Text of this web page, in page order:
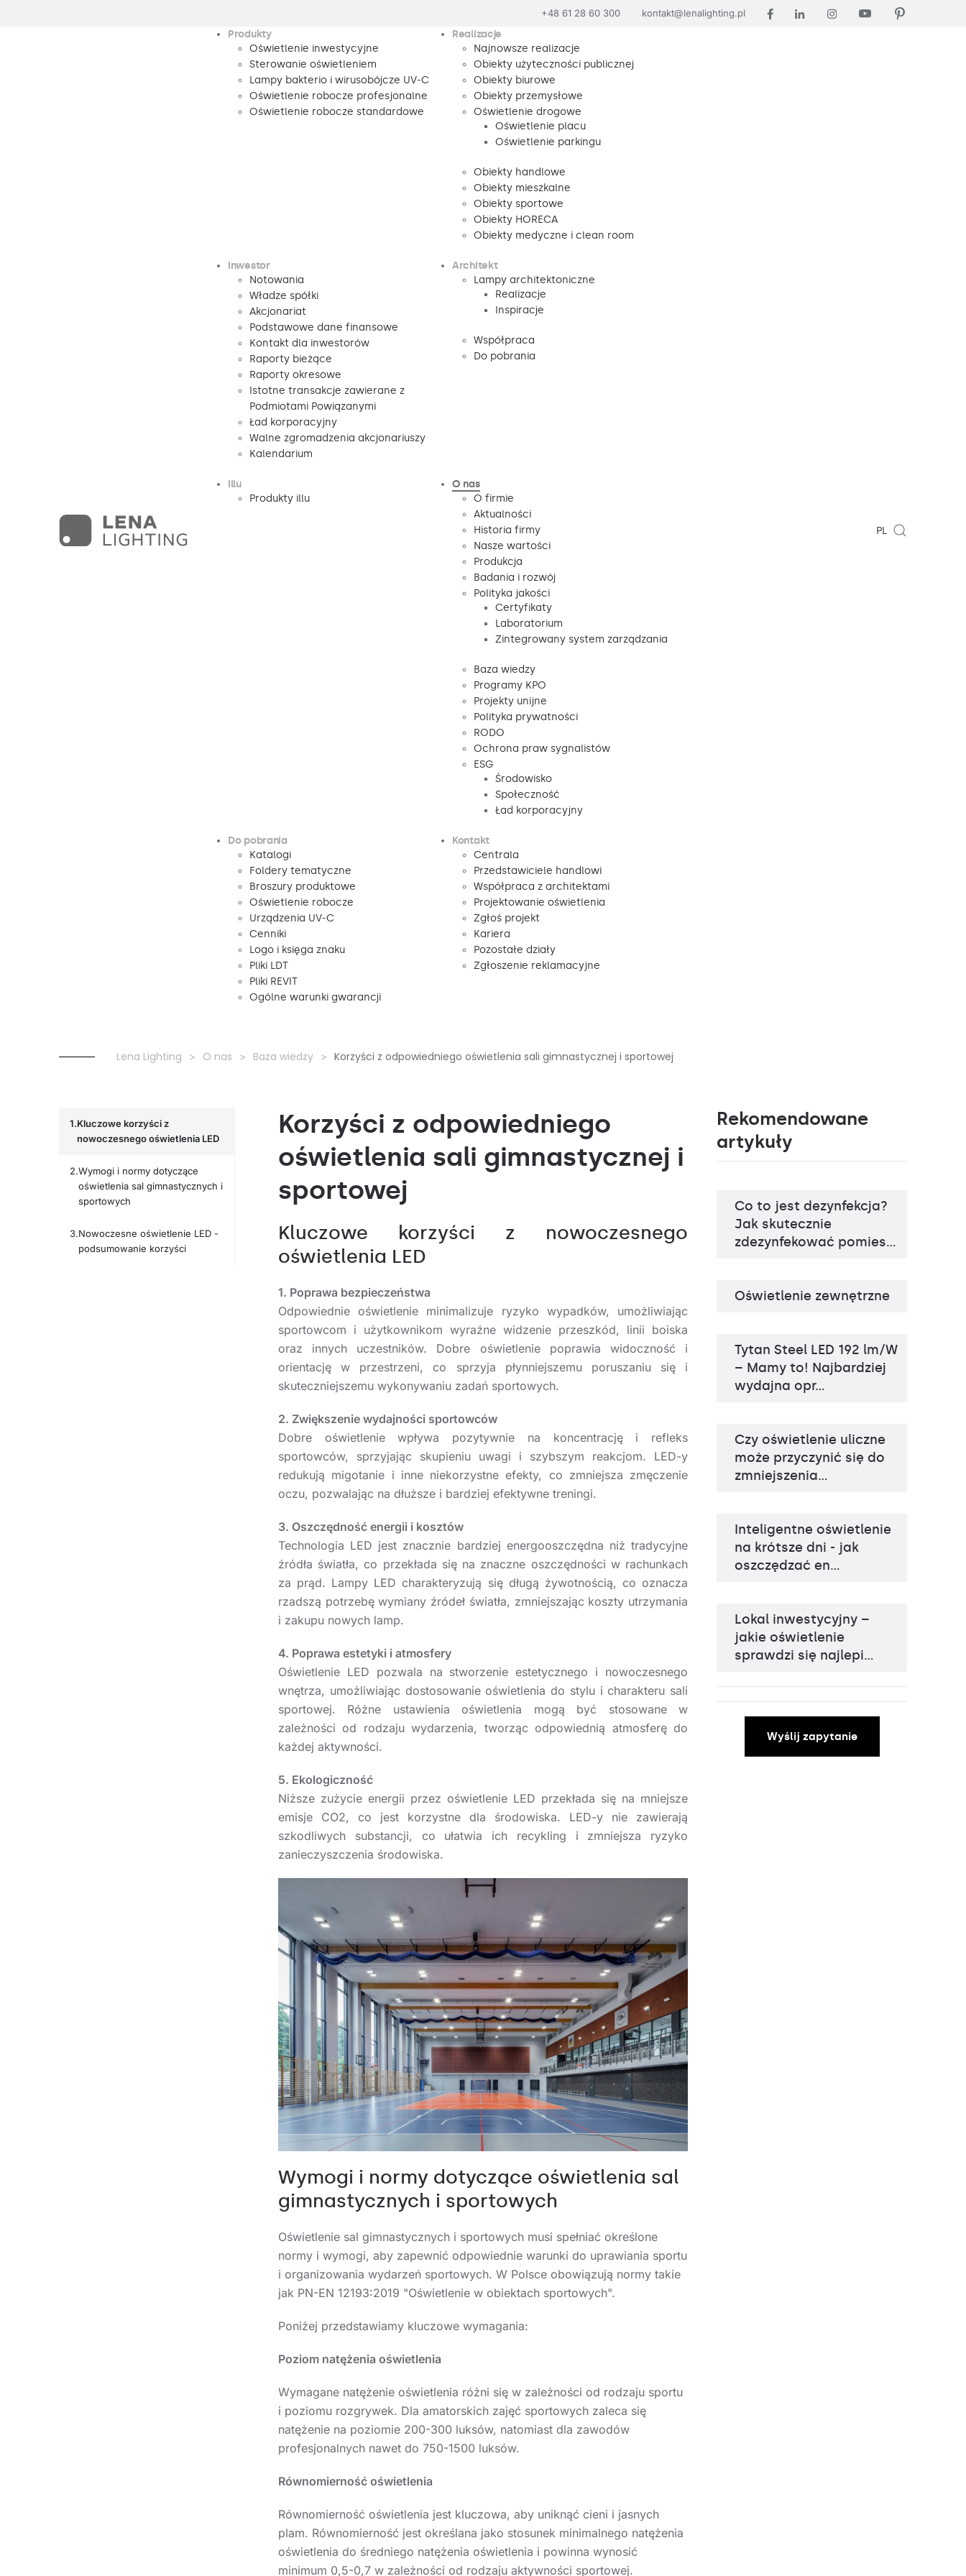
+48 61 28 60 300 kontakt@lenalighting.pl
Produkty
Oświetlenie inwestycyjne
Sterowanie oświetleniem
Lampy bakterio i wirusobójcze UV-C
Oświetlenie robocze profesjonalne
Oświetlenie robocze standardowe
Realizacje
Najnowsze realizacje
Obiekty użyteczności publicznej
Obiekty biurowe
Obiekty przemysłowe
Oświetlenie drogowe
Oświetlenie placu
Oświetlenie parkingu
Obiekty handlowe
Obiekty mieszkalne
Obiekty sportowe
Obiekty HORECA
Obiekty medyczne i clean room
Inwestor
Notowania
Władze spółki
Akcjonariat
Podstawowe dane finansowe
Kontakt dla inwestorów
Raporty bieżące
Raporty okresowe
Istotne transakcje zawierane z
Podmiotami Powiązanymi
Ład korporacyjny
Walne zgromadzenia akcjonariuszy
Kalendarium
Architekt
Lampy architektoniczne
Realizacje
Inspiracje
Współpraca
Do pobrania
illu
Produkty illu
O nas
O firmie
Aktualności
Historia firmy
Nasze wartości
Produkcja
Badania i rozwój
Polityka jakości
Certyfikaty
Laboratorium
Zintegrowany system zarządzania
Baza wiedzy
Programy KPO
Projekty unijne
Polityka prywatności
RODO
Ochrona praw sygnalistów
ESG
Środowisko
Społeczność
Ład korporacyjny
Do pobrania
Katalogi
Foldery tematyczne
Broszury produktowe
Oświetlenie robocze
Urządzenia UV-C
Cenniki
Logo i księga znaku
Pliki LDT
Pliki REVIT
Ogólne warunki gwarancji
Kontakt
Centrala
Przedstawiciele handlowi
Współpraca z architektami
Projektowanie oświetlenia
Zgłoś projekt
Kariera
Pozostałe działy
Zgłoszenie reklamacyjne
PL
Lena Lighting O nas Baza wiedzy Korzyści z odpowiedniego oświetlenia sali gimnastycznej i sportowej
Kluczowe korzyści z
nowoczesnego oświetlenia LED
Wymogi i normy dotyczące
oświetlenia sal gimnastycznych i
sportowych
Nowoczesne oświetlenie LED -
podsumowanie korzyści
Korzyści z odpowiedniego
oświetlenia sali gimnastycznej i
sportowej
Kluczowe korzyści z nowoczesnego
oświetlenia LED
1. Poprawa bezpieczeństwa
Odpowiednie oświetlenie minimalizuje ryzyko wypadków, umożliwiając
sportowcom i użytkownikom wyraźne widzenie przeszkód, linii boiska
oraz innych uczestników. Dobre oświetlenie poprawia widoczność i
orientację w przestrzeni, co sprzyja płynniejszemu poruszaniu się i
skuteczniejszemu wykonywaniu zadań sportowych.
2. Zwiększenie wydajności sportowców
Dobre oświetlenie wpływa pozytywnie na koncentrację i refleks
sportowców, sprzyjając skupieniu uwagi i szybszym reakcjom. LED-y
redukują migotanie i inne niekorzystne efekty, co zmniejsza zmęczenie
oczu, pozwalając na dłuższe i bardziej efektywne treningi.
3. Oszczędność energii i kosztów
Technologia LED jest znacznie bardziej energooszczędna niż tradycyjne
źródła światła, co przekłada się na znaczne oszczędności w rachunkach
za prąd. Lampy LED charakteryzują się długą żywotnością, co oznacza
rzadszą potrzebę wymiany źródeł światła, zmniejszając koszty utrzymania
i zakupu nowych lamp.
4. Poprawa estetyki i atmosfery
Oświetlenie LED pozwala na stworzenie estetycznego i nowoczesnego
wnętrza, umożliwiając dostosowanie oświetlenia do stylu i charakteru sali
sportowej. Różne ustawienia oświetlenia mogą być stosowane w
zależności od rodzaju wydarzenia, tworząc odpowiednią atmosferę do
każdej aktywności.
5. Ekologiczność
Niższe zużycie energii przez oświetlenie LED przekłada się na mniejsze
emisje CO2, co jest korzystne dla środowiska. LED-y nie zawierają
szkodliwych substancji, co ułatwia ich recykling i zmniejsza ryzyko
zanieczyszczenia środowiska.
Wymogi i normy dotyczące oświetlenia sal
gimnastycznych i sportowych
Oświetlenie sal gimnastycznych i sportowych musi spełniać określone
normy i wymogi, aby zapewnić odpowiednie warunki do uprawiania sportu
i organizowania wydarzeń sportowych. W Polsce obowiązują normy takie
jak PN-EN 12193:2019 "Oświetlenie w obiektach sportowych".
Poniżej przedstawiamy kluczowe wymagania:
Poziom natężenia oświetlenia
Wymagane natężenie oświetlenia różni się w zależności od rodzaju sportu
i poziomu rozgrywek. Dla amatorskich zajęć sportowych zaleca się
natężenie na poziomie 200-300 luksów, natomiast dla zawodów
profesjonalnych nawet do 750-1500 luksów.
Równomierność oświetlenia
Równomierność oświetlenia jest kluczowa, aby uniknąć cieni i jasnych
plam. Równomierność jest określana jako stosunek minimalnego natężenia
oświetlenia do średniego natężenia oświetlenia i powinna wynosić
minimum 0,5-0,7 w zależności od rodzaju aktywności sportowej.
Rekomendowane
artykuły
Co to jest dezynfekcja?
Jak skutecznie
zdezynfekować pomies…
Temperatura barwowa
4000K
Źródło światła
LED
Sposób montażu
zwieszany
Rodzaj klosza
transparentny
Oświetlenie zewnętrzne
Temperatura barwowa
3000K, 4000K
Tytan Steel LED 192 lm/W
– Mamy to! Najbardziej
wydajna opr…
Czy oświetlenie uliczne
może przyczynić się do
zmniejszenia…
Temperatura barwowa
5000K
Źródło światła
Inteligentne oświetlenie
na krótsze dni - jak
oszczędzać en…
Lokal inwestycyjny –
jakie oświetlenie
sprawdzi się najlepi…
Wyślij zapytanie